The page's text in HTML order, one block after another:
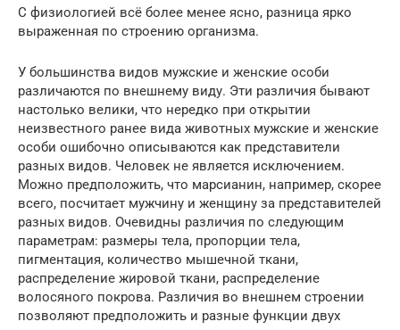
С физиологией всё более менее ясно, разница ярко
выраженная по строению организма.
У большинства видов мужские и женские особи
различаются по внешнему виду. Эти различия бывают
настолько велики, что нередко при открытии
неизвестного ранее вида животных мужские и женские
особи ошибочно описываются как представители
разных видов. Человек не является исключением.
Можно предположить, что марсианин, например, скорее
всего, посчитает мужчину и женщину за представителей
разных видов. Очевидны различия по следующим
параметрам: размеры тела, пропорции тела,
пигментация, количество мышечной ткани,
распределение жировой ткани, распределение
волосяного покрова. Различия во внешнем строении
позволяют предположить и разные функции двух